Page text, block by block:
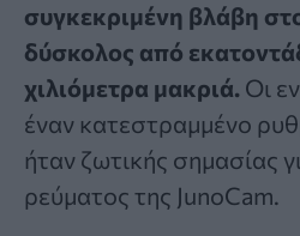
συγκεκριμένη βλάβη
δύσκολος από
χιλιόμετρα μακριά. Οι
έναν κατεστραμμένο
ήταν ζωτικής σημασίας
ρεύματος της JunoCam.